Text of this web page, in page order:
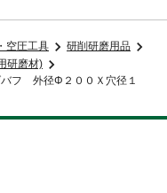
空圧工具
研削研磨用品
研磨材)
バフ 外径Φ２００Ｘ穴径１